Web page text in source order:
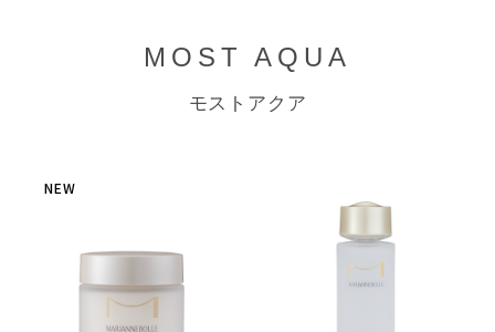
MOST AQUA
モストアクア
NEW